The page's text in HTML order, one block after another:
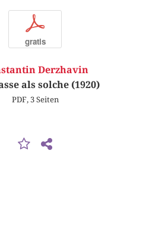
p
gratis
Derzhavin
als solche (1920)
PDF, 3 Seiten